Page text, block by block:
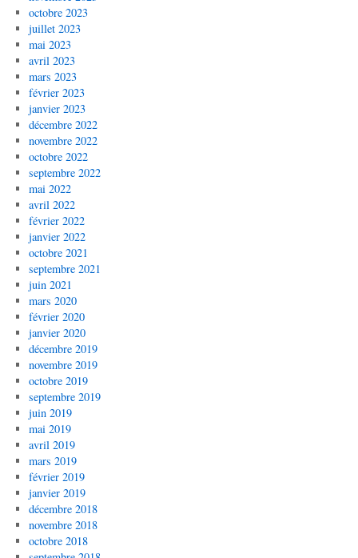
octobre 2023
juillet 2023
mai 2023
avril 2023
mars 2023
février 2023
janvier 2023
décembre 2022
novembre 2022
octobre 2022
septembre 2022
mai 2022
avril 2022
février 2022
janvier 2022
octobre 2021
septembre 2021
juin 2021
mars 2020
février 2020
janvier 2020
décembre 2019
novembre 2019
octobre 2019
septembre 2019
juin 2019
mai 2019
avril 2019
mars 2019
février 2019
janvier 2019
décembre 2018
novembre 2018
octobre 2018